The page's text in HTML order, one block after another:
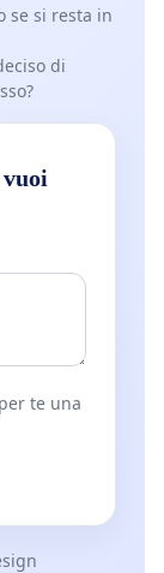
se si resta in
di
te una